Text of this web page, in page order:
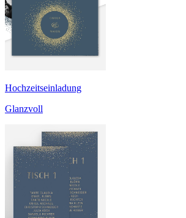
Hochzeitseinladung
Glanzvoll